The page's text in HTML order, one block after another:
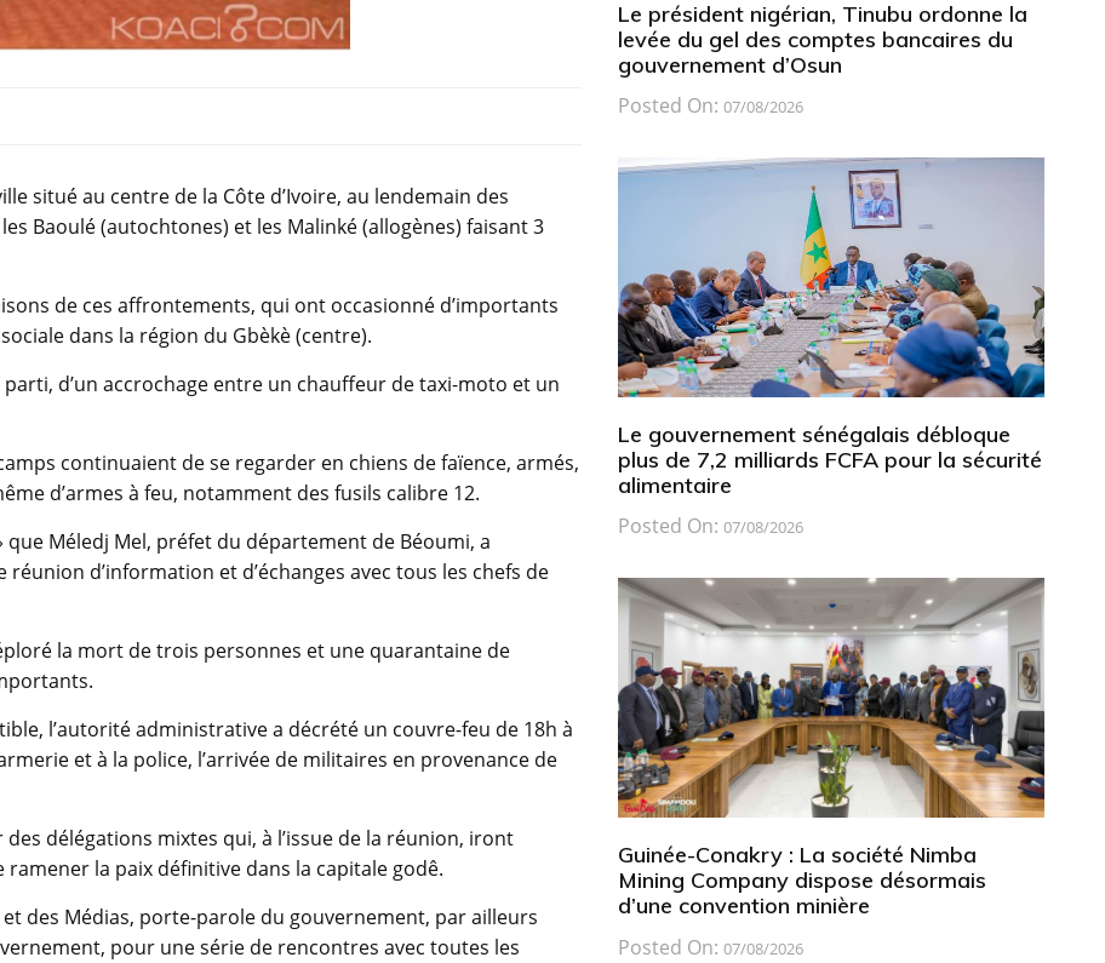
situé au centre de la Côte d’Ivoire, au lendemain des
Baoulé (autochtones) et les Malinké (allogènes) faisant 3
de ces affrontements, qui ont occasionné d’importants
dans la région du Gbèkè (centre).
d’un accrochage entre un chauffeur de taxi-moto et un
continuaient de se regarder en chiens de faïence, armés,
d’armes à feu, notamment des fusils calibre 12.
Méledj Mel, préfet du département de Béoumi, a
d’information et d’échanges avec tous les chefs de
la mort de trois personnes et une quarantaine de
l’autorité administrative a décrété un couvre-feu de 18h à
et à la police, l’arrivée de militaires en provenance de
délégations mixtes qui, à l’issue de la réunion, iront
la paix définitive dans la capitale godê.
des Médias, porte-parole du gouvernement, par ailleurs
pour une série de rencontres avec toutes les
Le président nigérian, Tinubu ordonne la
levée du gel des comptes bancaires du
gouvernement d’Osun
Posted On: 07/08/2026
Le gouvernement sénégalais débloque
plus de 7,2 milliards FCFA pour la sécurité
alimentaire
Posted On: 07/08/2026
Guinée-Conakry : La société Nimba
Mining Company dispose désormais
d’une convention minière
Posted On: 07/08/2026